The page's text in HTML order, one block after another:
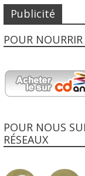
Publicité
POUR
POUR NOUS
RÉSEAUX